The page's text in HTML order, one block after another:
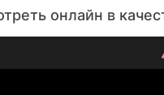
онлайн в